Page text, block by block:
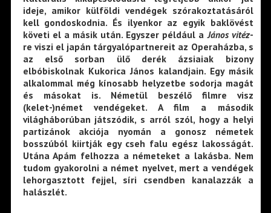
ideje, amikor külföldi vendégek szórakoztatásáról
kell gondoskodnia. És ilyenkor az egyik baklövést
követi el a másik után. Egyszer például aJános vitéz-
re viszi el japán tárgyalópartnereit az Operaházba, s
az első sorban ülő derék ázsiaiak bizony
elbóbiskolnak Kukorica János kalandjain. Egy másik
alkalommal még kínosabb helyzetbe sodorja magát
és másokat is. Németül beszélő filmre visz
(kelet-)német vendégeket. A film a második
világháborúban játszódik, s arról szól, hogy a helyi
partizánok akciója nyomán a gonosz németek
bosszúból kiirtják egy cseh falu egész lakosságát.
Utána Apám felhozza a németeket a lakásba. Nem
tudom gyakorolni a német nyelvet, mert a vendégek
lehorgasztott fejjel, síri csendben kanalazzák a
halászlét.